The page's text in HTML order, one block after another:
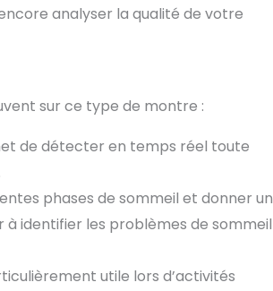
analyser la qualité de votre
sur ce type de montre :
de détecter en temps réel toute
phases de sommeil et donner un
identifier les problèmes de sommeil
utile lors d’activités